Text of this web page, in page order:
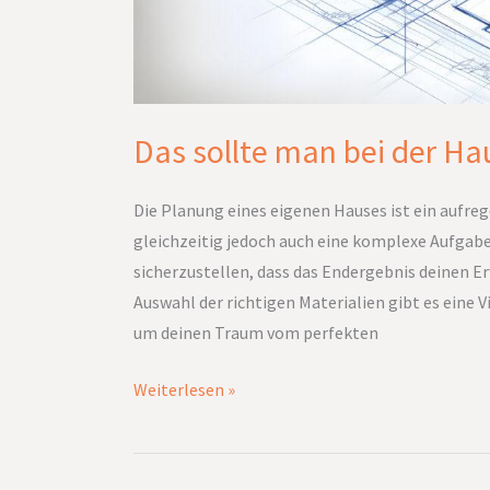
Das sollte man bei der
Die Planung eines eigenen Hauses ist ein
gleichzeitig jedoch auch eine komplexe
sicherzustellen, dass das Endergebnis deinen
Auswahl der richtigen Materialien gibt es eine
um deinen Traum vom perfekten
Weiterlesen »